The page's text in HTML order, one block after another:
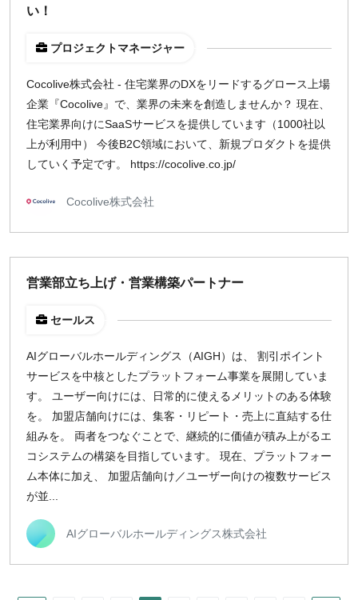
い！
プロジェクトマネージャー
Cocolive株式会社 - 住宅業界のDXをリードするグロース上場
企業『Cocolive』で、業界の未来を創造しませんか？ 現在、
住宅業界向けにSaaSサービスを提供しています（1000社以
上が利用中） 今後B2C領域において、新規プロダクトを提供
していく予定です。 https://cocolive.co.jp/
Cocolive株式会社
営業部立ち上げ・営業構築パートナー
セールス
AIグローバルホールディングス（AIGH）は、 割引ポイント
サービスを中核としたプラットフォーム事業を展開していま
す。 ユーザー向けには、日常的に使えるメリットのある体験
を。 加盟店舗向けには、集客・リピート・売上に直結する仕
組みを。 両者をつなぐことで、継続的に価値が積み上がるエ
コシステムの構築を目指しています。 現在、プラットフォー
ム本体に加え、 加盟店舗向け／ユーザー向けの複数サービス
が並...
AIグローバルホールディングス株式会社